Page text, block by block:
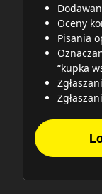
Oceny
Pisania
“kupka